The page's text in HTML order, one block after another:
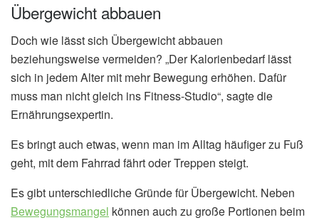
Übergewicht abbauen
Doch wie lässt sich Übergewicht abbauen
beziehungsweise vermeiden? „Der Kalorienbedarf lässt
sich in jedem Alter mit mehr Bewegung erhöhen. Dafür
muss man nicht gleich ins Fitness-Studio“, sagte die
Ernährungsexpertin.
Es bringt auch etwas, wenn man im Alltag häufiger zu Fuß
geht, mit dem Fahrrad fährt oder Treppen steigt.
Es gibt unterschiedliche Gründe für Übergewicht. Neben
Bewegungsmangel können auch zu große Portionen beim